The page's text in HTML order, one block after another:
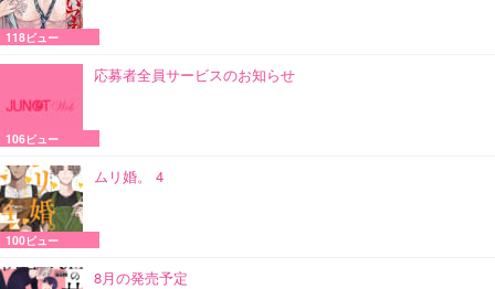
118ビュー
応募者全員サービスのお知らせ
106ビュー
ムリ婚。 4
100ビュー
8月の発売予定